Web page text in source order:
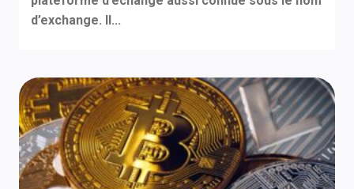
d’exchange. Il...